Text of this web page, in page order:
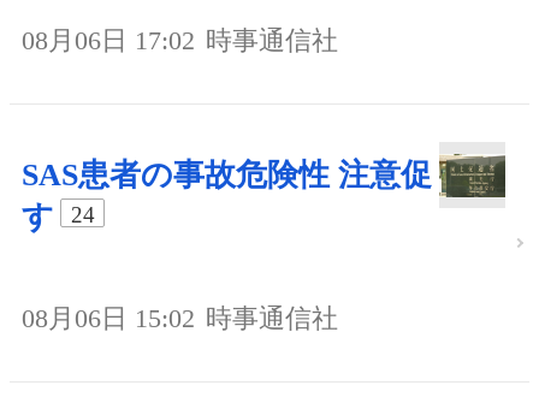
08月06日 17:02 時事通信社
SAS患者の事故危険性 注意促
す
24
08月06日 15:02 時事通信社